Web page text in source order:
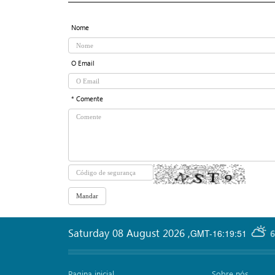
Nome
O Email
* Comente
GMT-16:19:51
Saturday 08 August 2026 ,